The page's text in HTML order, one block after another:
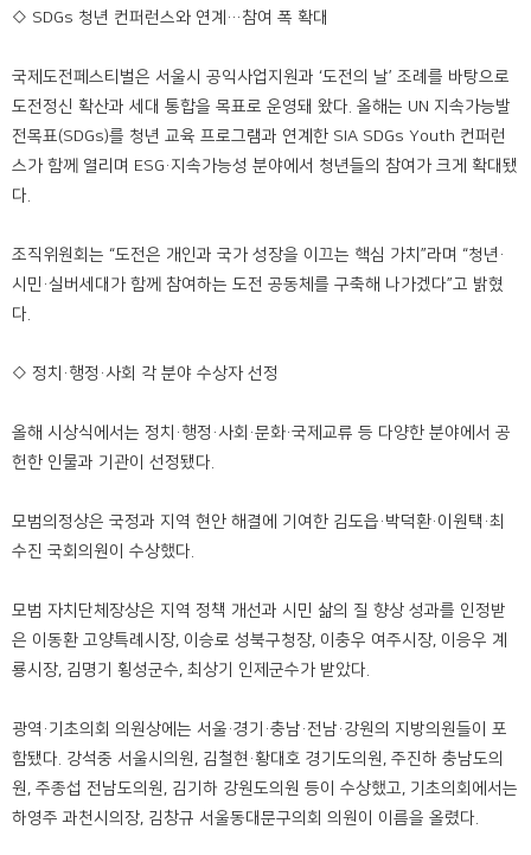
◇ SDGs 청년 컨퍼런스와 연계…참여 폭 확대
국제도전페스티벌은 서울시 공익사업지원과 ‘도전의 날’ 조례를 바탕으로
도전정신 확산과 세대 통합을 목표로 운영돼 왔다. 올해는 UN 지속가능발
전목표(SDGs)를 청년 교육 프로그램과 연계한 SIA SDGs Youth 컨퍼런
스가 함께 열리며 ESG·지속가능성 분야에서 청년들의 참여가 크게 확대됐
다.
조직위원회는 “도전은 개인과 국가 성장을 이끄는 핵심 가치”라며 “청년·
시민·실버세대가 함께 참여하는 도전 공동체를 구축해 나가겠다”고 밝혔
다.
◇ 정치·행정·사회 각 분야 수상자 선정
올해 시상식에서는 정치·행정·사회·문화·국제교류 등 다양한 분야에서 공
헌한 인물과 기관이 선정됐다.
모범의정상은 국정과 지역 현안 해결에 기여한 김도읍·박덕환·이원택·최
수진 국회의원이 수상했다.
모범 자치단체장상은 지역 정책 개선과 시민 삶의 질 향상 성과를 인정받
은 이동환 고양특례시장, 이승로 성북구청장, 이충우 여주시장, 이응우 계
룡시장, 김명기 횡성군수, 최상기 인제군수가 받았다.
광역·기초의회 의원상에는 서울·경기·충남·전남·강원의 지방의원들이 포
함됐다. 강석중 서울시의원, 김철현·황대호 경기도의원, 주진하 충남도의
원, 주종섭 전남도의원, 김기하 강원도의원 등이 수상했고, 기초의회에서는
하영주 과천시의장, 김창규 서울동대문구의회 의원이 이름을 올렸다.